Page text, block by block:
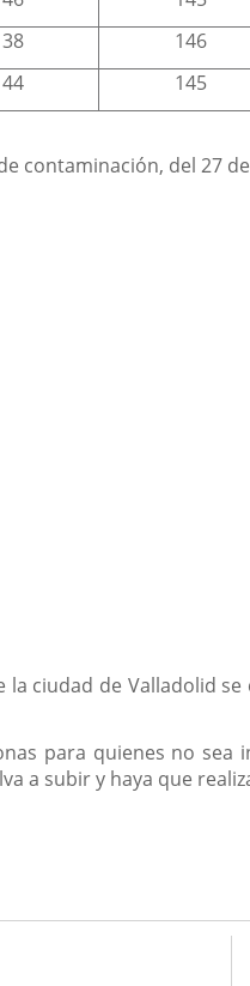
146
145
contaminación, del 27
ciudad de Valladolid
para quienes no sea
a subir y haya que